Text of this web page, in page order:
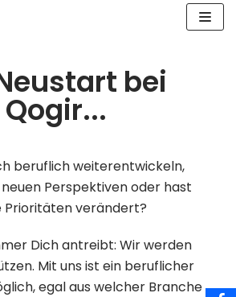
bei
Qogir...
beruflich weiterentwickeln,
Perspektiven oder hast
Prioritäten verändert?
Dich antreibt: Wir werden
Mit uns ist ein beruflicher
egal aus welcher Branche